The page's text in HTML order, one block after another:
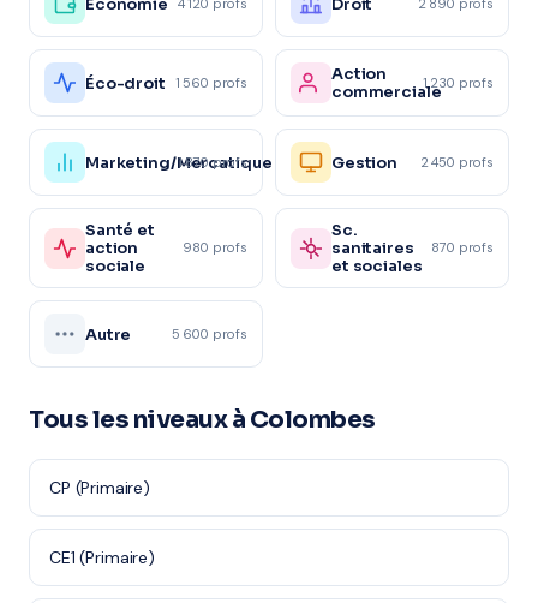
Éco-droit 1 560 profs
Action
commerciale1 230 profs
Marketing/Mercatique
1 870 profs Gestion 2 450 profs
Santé et
action
sociale
980 profs
Sc.
sanitaires
et sociales
870 profs
Autre 5 600 profs
Tous les niveaux à Colombes
CP (Primaire)
CE1 (Primaire)